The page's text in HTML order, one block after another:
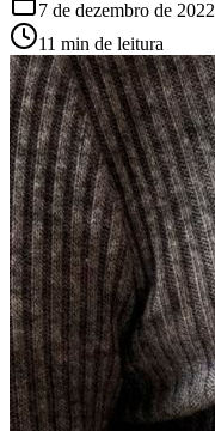
7 de dezembro de 2022
11 min de leitura